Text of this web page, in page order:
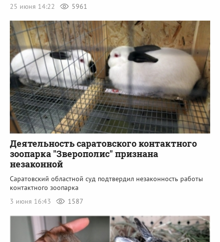
25 июня 14:22
5961
Деятельность саратовского контактного
зоопарка "Зверополис" признана
незаконной
Саратовский областной суд подтвердил незаконность работы
контактного зоопарка
3 июня 16:43
1587